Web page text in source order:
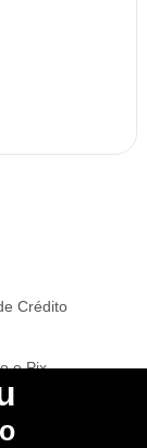
Crédito
e Pix